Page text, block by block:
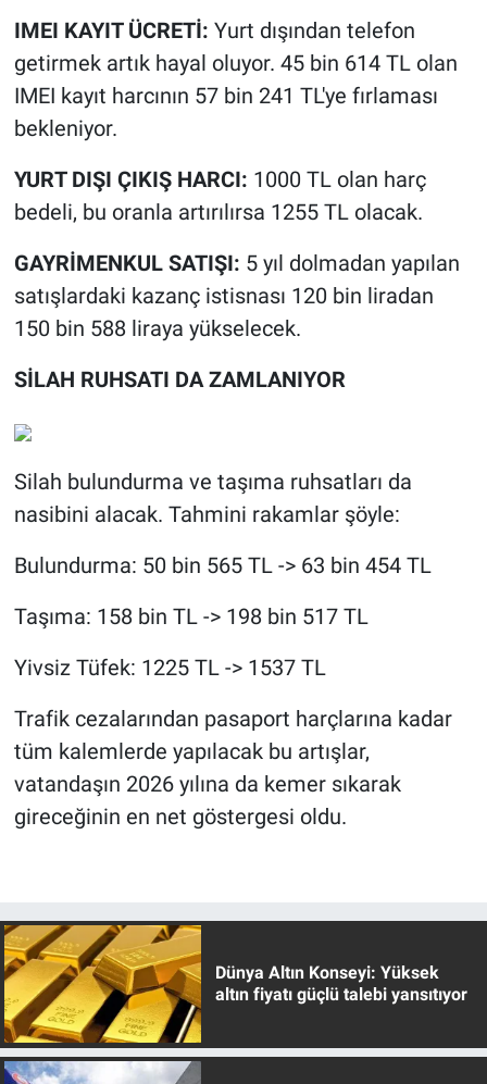
IMEI KAYIT ÜCRETİ: Yurt dışından telefon
getirmek artık hayal oluyor. 45 bin 614 TL olan
IMEI kayıt harcının 57 bin 241 TL'ye fırlaması
bekleniyor.
YURT DIŞI ÇIKIŞ HARCI: 1000 TL olan harç
bedeli, bu oranla artırılırsa 1255 TL olacak.
GAYRİMENKUL SATIŞI: 5 yıl dolmadan yapılan
satışlardaki kazanç istisnası 120 bin liradan
150 bin 588 liraya yükselecek.
SİLAH RUHSATI DA ZAMLANIYOR
Silah bulundurma ve taşıma ruhsatları da
nasibini alacak. Tahmini rakamlar şöyle:
Bulundurma: 50 bin 565 TL -> 63 bin 454 TL
Taşıma: 158 bin TL -> 198 bin 517 TL
Yivsiz Tüfek: 1225 TL -> 1537 TL
Trafik cezalarından pasaport harçlarına kadar
tüm kalemlerde yapılacak bu artışlar,
vatandaşın 2026 yılına da kemer sıkarak
gireceğinin en net göstergesi oldu.
Dünya Altın Konseyi: Yüksek
altın fiyatı güçlü talebi yansıtıyor